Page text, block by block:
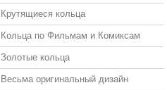
Крутящиеся кольца
Кольца по Фильмам и Комиксам
Золотые кольца
Весьма оригинальный дизайн